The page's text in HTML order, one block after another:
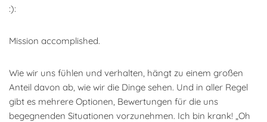
:):
Mission accomplished.
Wie wir uns fühlen und verhalten, hängt zu einem großen
Anteil davon ab, wie wir die Dinge sehen. Und in aller Regel
gibt es mehrere Optionen, Bewertungen für die uns
begegnenden Situationen vorzunehmen. Ich bin krank! „Oh